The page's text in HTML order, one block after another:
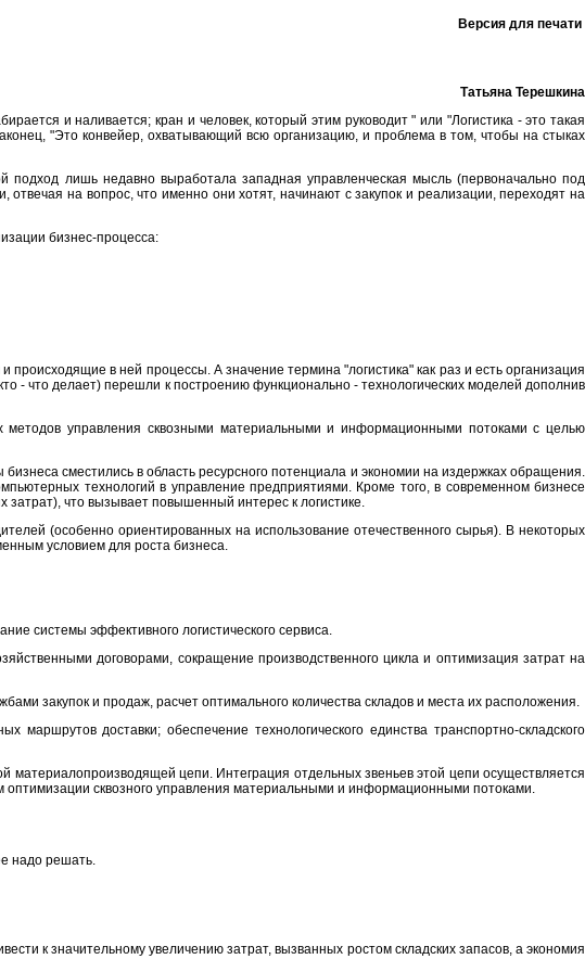
Версия для печати
Татьяна Терешкина
и наливается; кран и человек, который этим руководит " или "Логистика - это такая
"Это конвейер, охватывающий всю организацию, и проблема в том, чтобы на стыках
подход лишь недавно выработала западная управленческая мысль (первоначально под
отвечая на вопрос, что именно они хотят, начинают с закупок и реализации, переходят на
бизнес-процесса:
в ней процессы. А значение термина "логистика" как раз и есть организация
- что делает) перешли к построению функционально - технологических моделей дополнив
методов управления сквозными материальными и информационными потоками с целью
сместились в область ресурсного потенциала и экономии на издержках обращения.
технологий в управление предприятиями. Кроме того, в современном бизнесе
что вызывает повышенный интерес к логистике.
(особенно ориентированных на использование отечественного сырья). В некоторых
условием для роста бизнеса.
системы эффективного логистического сервиса.
договорами, сокращение производственного цикла и оптимизация затрат на
закупок и продаж, расчет оптимального количества складов и места их расположения.
доставки; обеспечение технологического единства транспортно-складского
материалопроизводящей цепи. Интеграция отдельных звеньев этой цепи осуществляется
оптимизации сквозного управления материальными и информационными потоками.
надо решать.
к значительному увеличению затрат, вызванных ростом складских запасов, а экономия